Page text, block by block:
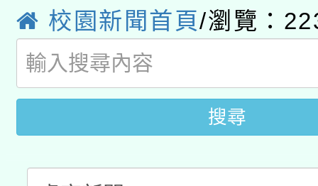
方素養工作坊新北場」
「族語學習班」招生簡
文教學共融平台-教案
件」活動簡章
教育部國民及學前教育
年度COVID-19疫苗接
接種對象擴大為「滿6
接種之民眾」措施，延
月28日止
校園新聞首頁/瀏覽：
搜尋